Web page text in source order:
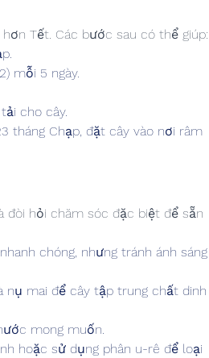
Tết. Các bước sau có thể giúp:
mỗi 5 ngày.
cho cây.
tháng Chạp, đặt cây vào nơi râm
đòi hỏi chăm sóc đặc biệt để sẵn
chóng, nhưng tránh ánh sáng
nụ mai để cây tập trung chất dinh
mong muốn.
hoặc sử dụng phân u-rê để loại